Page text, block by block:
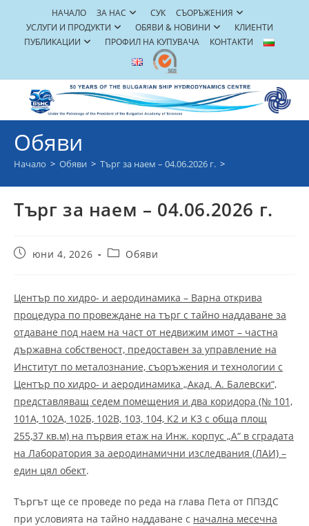
content
НАЧАЛО ЗА НАС СУК
СЪОРЪЖЕНИЯ
УСЛУГИ И ПРОДУКТИ
ОБЯВИ & НОВИНИ
КЛИЕНТИ
ПУБЛИКАЦИИ
ПРОФИЛ НА КУПУВАЧА КОНТАКТИ
Обяви
Начало > Обяви > Търг за наем – 04.06.2026 г. >
Търг за наем – 04.06.2026 г.
Postюни 4, 2026
PostОбяви
Център по хидро- и аеродинамика – Варна открива
процедура по провеждане на търг с тайно наддаване за
отдаване под наем на част от недвижим имот – частна
държавна собственост, предоставен за управление на
Институт по металознание, съоръжения и технологии с
Център по хидро- и аеродинамика „Акад. А. Балевски“,
представляващ седем помещения и два коридора (№ 101,
101А, 102А, 102Б, 102В, 103, 104, К2 и К3 с обща площ
255,37 кв.м) на първия етаж на Инж. корпус „А“ в сградата
на Лаборатория за аеродинамични изследвания (ЛАИ) –
един цял обект.
Търгът ще се проведе по реда на глава Пета от ППЗДС
при условията на тайно наддаване с начална месечна